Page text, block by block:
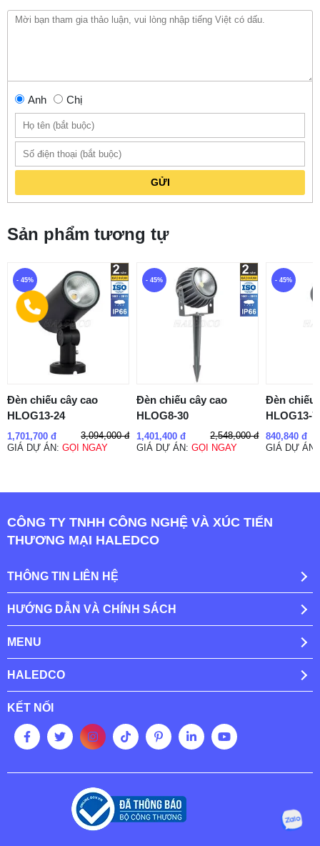
Anh Chị
GỬI
Sản phẩm tương tự
- 45%
Đèn chiếu cây cao
HLOG13-24
1,701,700 đ
3,094,000 đ
GIÁ DỰ ÁN: GỌI NGAY
- 45%
Đèn chiếu cây cao
HLOG8-30
1,401,400 đ
2,548,000 đ
GIÁ DỰ ÁN:GỌI NGAY
- 45%
Đèn chiếu
HLOG13-
840,840 đ
GIÁ DỰ
CÔNG TY TNHH CÔNG NGHỆ VÀ XÚC TIẾN
THƯƠNG MẠI HALEDCO
THÔNG TIN LIÊN HỆ
HƯỚNG DẪN VÀ CHÍNH SÁCH
MENU
HALEDCO
KẾT NỐI